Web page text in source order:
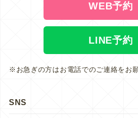
WEB予約
LINE予約
※お急ぎの方はお電話でのご連絡をお
SNS